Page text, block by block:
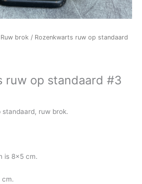
Ruw brok / Rozenkwarts ruw op standaard
ruw op standaard #3
ruw brok.
is 8×5 cm.
cm.